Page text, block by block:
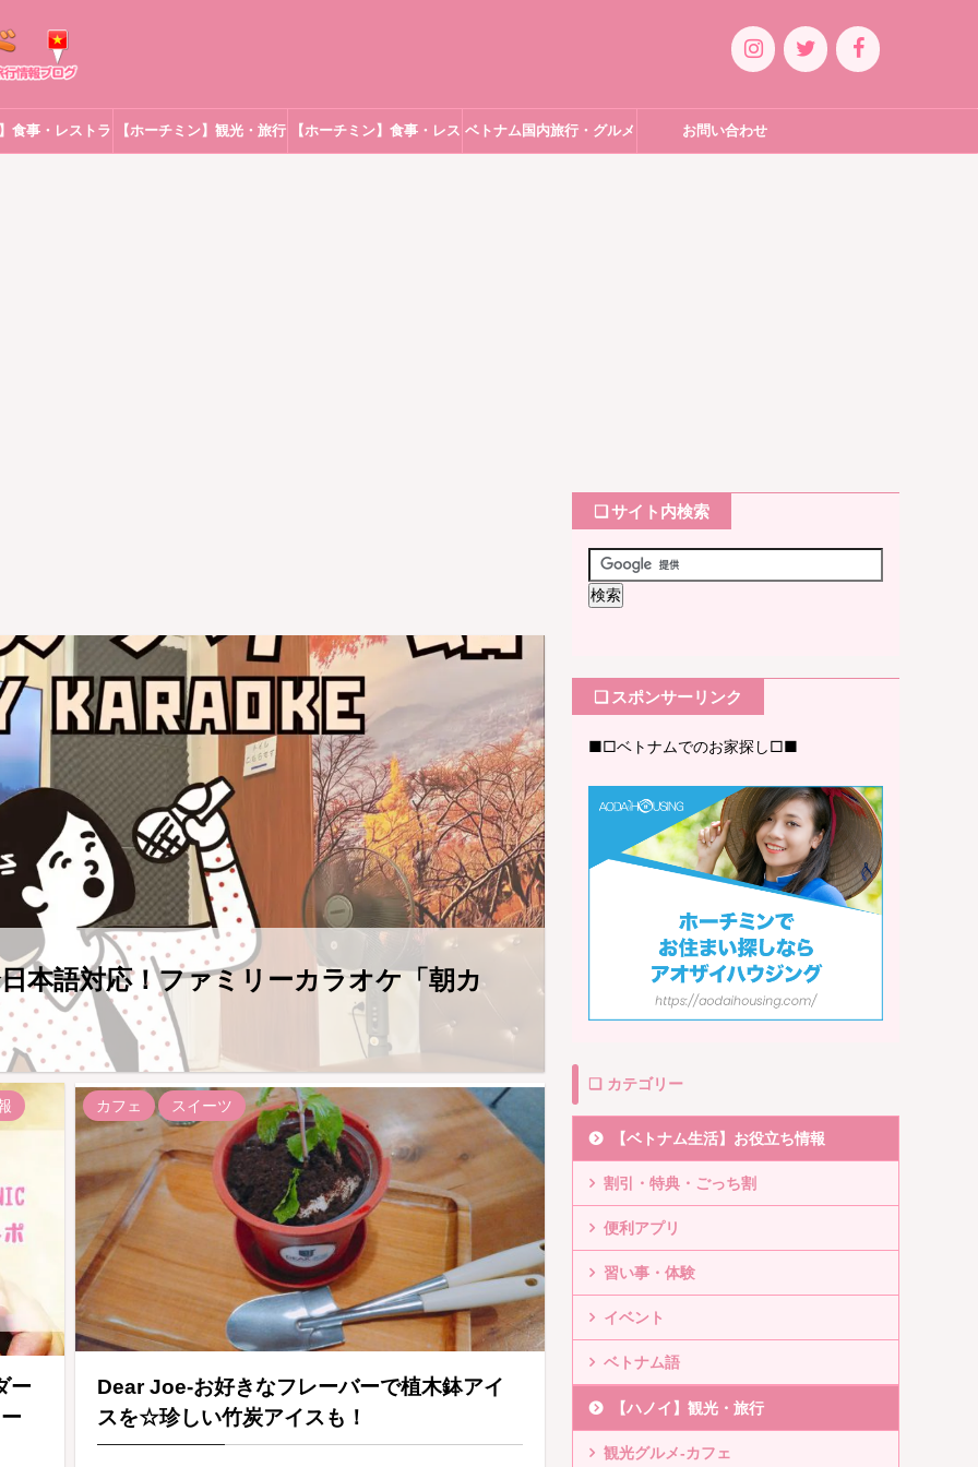
食事・レストラ 【ホーチミン】観光・旅行 【ホーチミン】食事・レス ベトナム国内旅行・グルメ お問い合わせ
本語対応！ファミリーカラオケ「朝カ
ー
カフェ スイーツ
Dear Joe-お好きなフレーバーで植木鉢アイ
スを☆珍しい竹炭アイスも！
❏ サイト内検索
❏ スポンサーリンク
■□ベトナムでのお家探し□■
❏ カテゴリー
【ベトナム生活】お役立ち情報
割引・特典・ごっち割
便利アプリ
習い事・体験
イベント
ベトナム語
【ハノイ】観光・旅行
観光グルメ-カフェ